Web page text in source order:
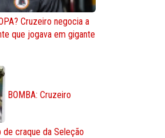
Cruzeiro negocia a
que jogava em gigante
BOMBA: Cruzeiro
craque da Seleção